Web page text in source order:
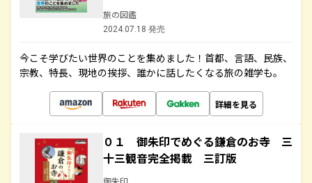
旅の図鑑
2024.07.18 発売
今こそ学びたい世界のことを集めました！首都、言語、民族、
宗教、特長、現地の挨拶、誰かに話したくなる旅の雑学も。
詳細を見る
０１ 御朱印でめぐる鎌倉のお寺 三
十三観音完全掲載 三訂版
御朱印